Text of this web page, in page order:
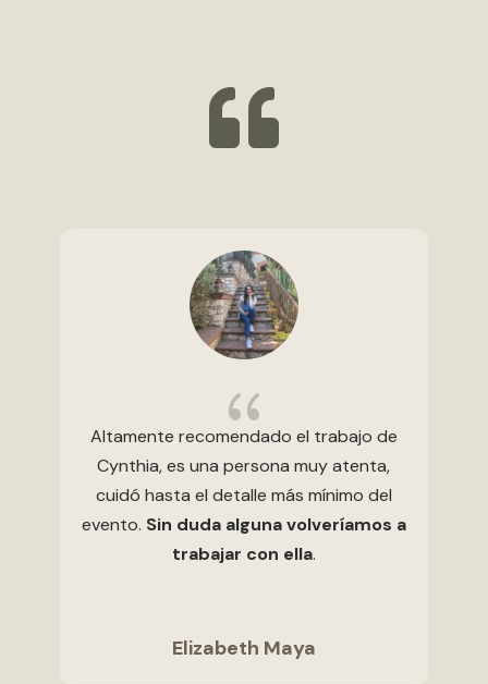

{
Altamente recomendado el trabajo de
Cynthia, es una persona muy atenta,
cuidó hasta el detalle más mínimo del
evento. Sin duda alguna volveríamos a
trabajar con ella.
Elizabeth Maya